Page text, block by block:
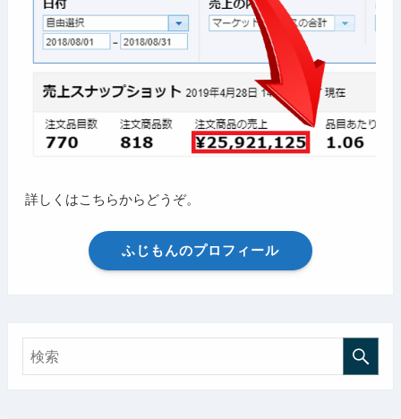
詳しくはこちらからどうぞ。
ふじもんのプロフィール